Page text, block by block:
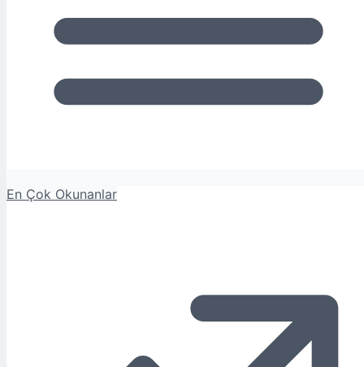
En Çok Okunanlar